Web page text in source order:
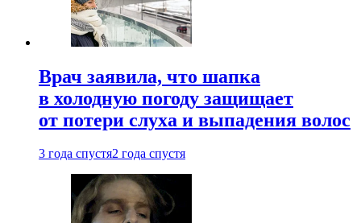
Врач заявила, что шапка
в холодную погоду защищает
от потери слуха и выпадения волос
3 года спустя2 года спустя